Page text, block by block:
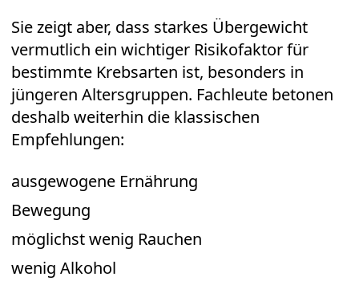
Sie zeigt aber, dass starkes Übergewicht
vermutlich ein wichtiger Risikofaktor für
bestimmte Krebsarten ist, besonders in
jüngeren Altersgruppen. Fachleute betonen
deshalb weiterhin die klassischen
Empfehlungen:
ausgewogene Ernährung
Bewegung
möglichst wenig Rauchen
wenig Alkohol